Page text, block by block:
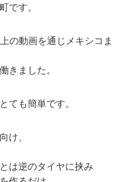
です。
の動画を通じメキシコま
きました。
ても簡単です。
け、
は逆のタイヤに挟み